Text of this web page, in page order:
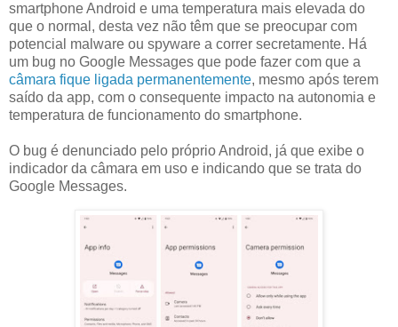
smartphone Android e uma temperatura mais elevada do
que o normal, desta vez não têm que se preocupar com
potencial malware ou spyware a correr secretamente. Há
um bug no Google Messages que pode fazer com que a
câmara fique ligada permanentemente, mesmo após terem
saído da app, com o consequente impacto na autonomia e
temperatura de funcionamento do smartphone.
O bug é denunciado pelo próprio Android, já que exibe o
indicador da câmara em uso e indicando que se trata do
Google Messages.